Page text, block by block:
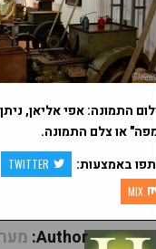
התמונה: אפי אליאן,
או צלם התמונה.
באמצעות:
TWITTER
MIX
Author: